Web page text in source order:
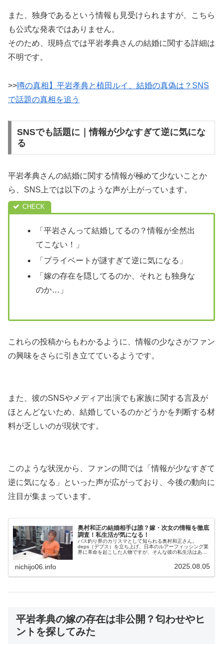
また、独身であるという情報も見受けられますが、こちら
も公式な発表ではありません。
そのため、現時点では平岩孝典さんの結婚に関する詳細は
不明です。
>>噂の真相】平岩孝典と植田ルイ、結婚の真偽は？SNS
で話題の真相を追う
SNSでも話題に｜情報が少なすぎて逆に気にな
る
平岩孝典さんの結婚に関する情報が極めて少ないことか
ら、SNS上では以下のような声が上がっています。
「平岩さんって結婚してるの？情報が全然出
てこない！」
「プライベートが謎すぎて逆に気になる」
「嫁の存在を隠してるのか、それとも独身な
のか…」
これらの投稿からもわかるように、情報の少なさがファン
の興味をさらに引き立てているようです。
また、彼のSNSやメディア出演でも家族に関する言及が
ほとんどないため、結婚しているのかどうかを判断する材
料が乏しいのが現状です。
このような状況から、ファンの間では「情報が少なすぎて
逆に気になる」といった声が広がっており、今後の動向に
注目が集まっています。
奥村和正の結婚相手は誰？嫁・次女の情報を徹底
調査！私生活が気になる！
バス釣り界のカリスマとして知られる奥村和正さん。
deps（デプス）を立ち上げ、日本のルアーフィッシング業
界に革命を起こした人物ですが、そんな彼の私生活はあま
nichijo06.info 2025.08.05
平岩孝典の嫁の存在は非公開？匂わせやヒ
ントを探してみた